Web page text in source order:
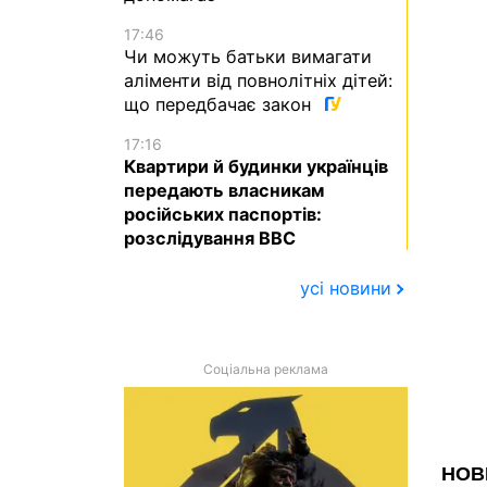
17:46
Чи можуть батьки вимагати
аліменти від повнолітніх дітей:
що передбачає закон
17:16
Квартири й будинки українців
передають власникам
російських паспортів:
розслідування BBC
усі новини
Соціальна реклама